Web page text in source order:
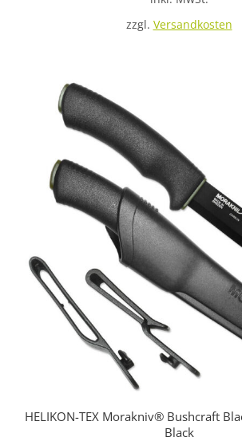
zzgl. Versandkosten
HELIKON-TEX Morakniv® Bushcraft
Black